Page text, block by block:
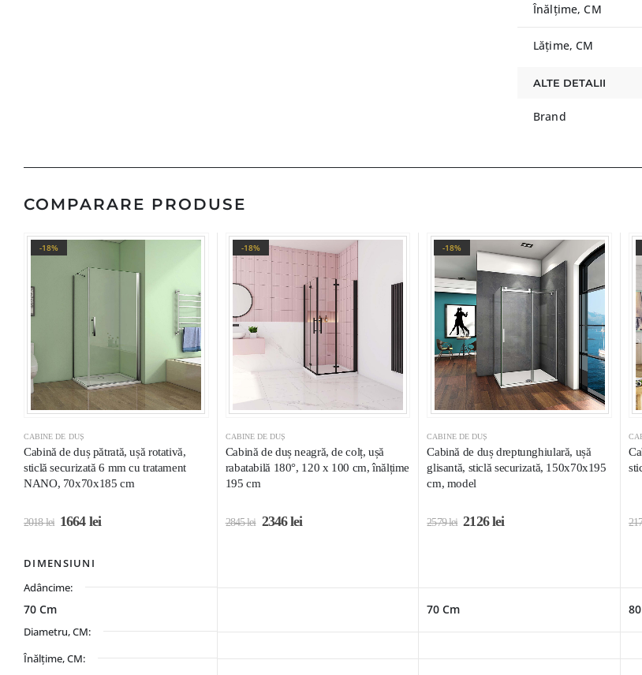
Înălțime, CM
Lățime, CM
ALTE DETALII
Brand
COMPARARE PRODUSE
-18%
CABINE DE DUȘ
Cabină de duș pătrată, ușă rotativă,
sticlă securizată 6 mm cu tratament
NANO, 70x70x185 cm
2018lei 1664 lei
-18%
CABINE DE DUȘ
Cabină de duș neagră, de colț, ușă
rabatabilă 180°, 120 x 100 cm, înălțime
195 cm
2845lei 2346lei
-18%
CABINE DE DUȘ
Cabină de duș dreptunghiulară, ușă
glisantă, sticlă securizată, 150x70x195
cm, model
2579lei 2126lei
DIMENSIUNI
Adâncime:
70 Cm 70 Cm
Diametru, CM:
Înălțime, CM: